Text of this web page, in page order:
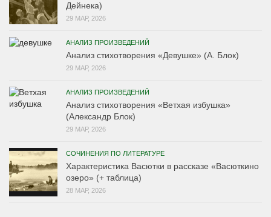
Дейнека)
29 МАР, 2026
АНАЛИЗ ПРОИЗВЕДЕНИЙ
Анализ стихотворения «Девушке» (А. Блок)
29 МАР, 2026
АНАЛИЗ ПРОИЗВЕДЕНИЙ
Анализ стихотворения «Ветхая избушка»
(Александр Блок)
29 МАР, 2026
СОЧИНЕНИЯ ПО ЛИТЕРАТУРЕ
Характеристика Васютки в рассказе «Васюткино
озеро» (+ таблица)
28 МАР, 2026